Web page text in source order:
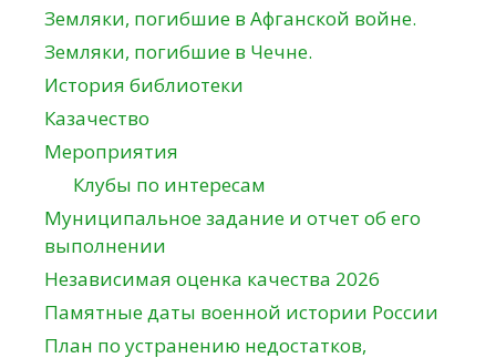
Земляки, погибшие в Афганской войне.
Земляки, погибшие в Чечне.
История библиотеки
Казачество
Мероприятия
Клубы по интересам
Муниципальное задание и отчет об его
выполнении
Независимая оценка качества 2026
Памятные даты военной истории России
План по устранению недостатков,